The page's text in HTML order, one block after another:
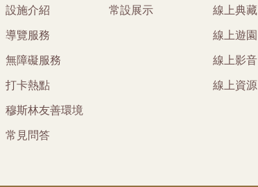
設施介紹
導覽服務
無障礙服務
打卡熱點
穆斯林友善環境
常見問答
常設展示 線上典藏
線上遊園
線上影音
線上資源